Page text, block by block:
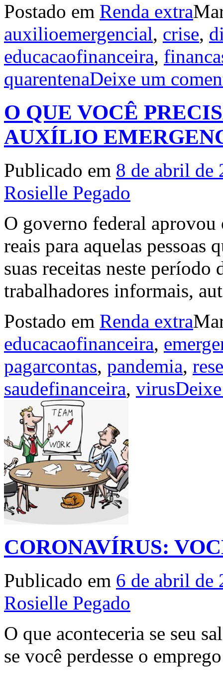
Postado em Renda extra
auxilioemergencial, crise,
educacaofinanceira,
quarentenaDeixe um
O QUE VOCÊ
AUXÍLIO
Publicado em 8 de abril de
Rosielle Pegado
O governo federal
reais para aquelas pessoas
suas receitas neste
trabalhadores informais,
Postado em Renda extra
educacaofinanceira,
pagarcontas, pandemia,
saudefinanceira, virus
CORONAVÍRUS:
Publicado em 6 de abril de
Rosielle Pegado
O que aconteceria se seu
se você perdesse o